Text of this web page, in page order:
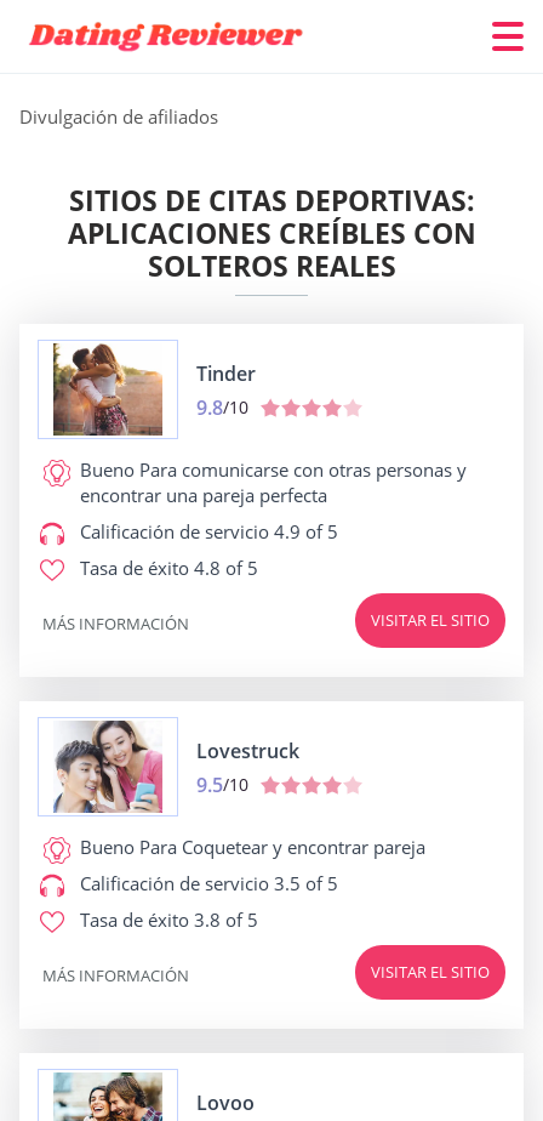
Divulgación de afiliados
SITIOS DE CITAS DEPORTIVAS:
APLICACIONES CREÍBLES CON
SOLTEROS REALES
Tinder
9.8/10
Bueno Para comunicarse con otras personas y
encontrar una pareja perfecta
Calificación de servicio 4.9 of 5
Tasa de éxito 4.8 of 5
VISITAR EL SITIO
MÁS INFORMACIÓN
Lovestruck
9.5/10
Bueno Para Coquetear y encontrar pareja
Calificación de servicio 3.5 of 5
Tasa de éxito 3.8 of 5
VISITAR EL SITIO
MÁS INFORMACIÓN
Lovoo